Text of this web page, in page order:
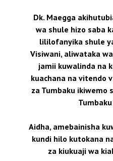
Dk. Maegga
wa shule hizo saba
lililofanyika shule
Visiwani, aliwataka
jamii kuwalinda na
kuachana na vitendo
za Tumbaku ikiwemo
Aidha, amebainisha
kundi hilo kutokana
za kiukuaji wa